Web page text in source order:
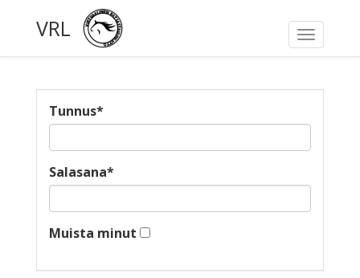
Toggle
VRL
Tunnus*
Salasana*
Muista minut